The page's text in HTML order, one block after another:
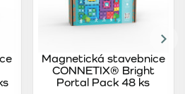
Magnetická stavebnice
CONNETIX® Bright
Portal Pack 48 ks